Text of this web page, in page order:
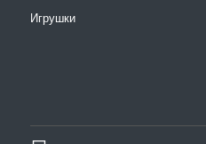
Игрушки